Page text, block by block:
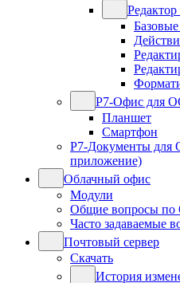
Р7-Офис для
Планшет
Смартфон
Р7-Документы для
приложение)
Облачный офис
Модули
Общие вопросы по
Часто задаваемые
Почтовый сервер
Скачать
История